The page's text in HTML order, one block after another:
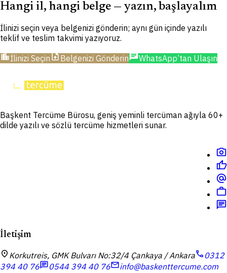
Hangi il, hangi belge — yazın, başlayalım
İlinizi seçin veya belgenizi gönderin; aynı gün içinde yazılı
teklif ve teslim takvimi yazıyoruz.
location_cityİlinizi Seçinupload_fileBelgenizi GönderinchatWhatsApp’tan Ulaşın
Başkent Tercüme Bürosu, geniş yeminli tercüman ağıyla 60+
dilde yazılı ve sözlü tercüme hizmetleri sunar.
photo_camera
thumb_up
alternate_email
work
chat
İletişim
location_on Korkutreis, GMK Bulvarı No:32/4 Çankaya / Ankaracall 0312
394 40 76chat0544 394 40 76mailinfo@baskenttercume.com